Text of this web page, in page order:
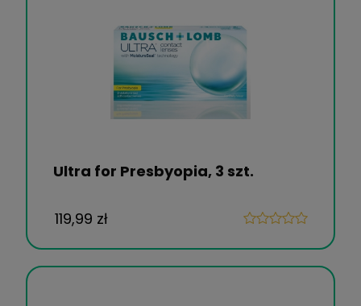
Ultra for Presbyopia, 3 szt.
119,99 zł